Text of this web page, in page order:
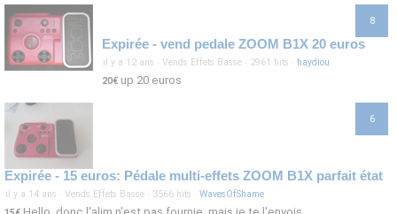
8
Expirée - vend pedale ZOOM B1X 20 euros
il y a 12 ans · Vends Effets Basse · 2961 hits · haydiou
20€ up 20 euros
6
Expirée - 15 euros: Pédale multi-effets ZOOM B1X parfait état
il y a 14 ans · Vends Effets Basse · 3566 hits · WavesOfShame